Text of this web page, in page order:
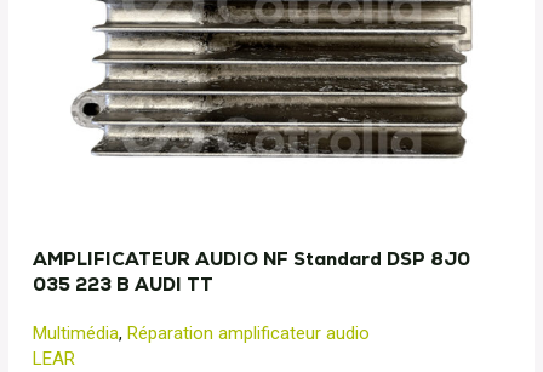
AMPLIFICATEUR AUDIO NF Standard DSP 8J0
035 223 B AUDI TT
Multimédia, Réparation amplificateur audio
LEAR